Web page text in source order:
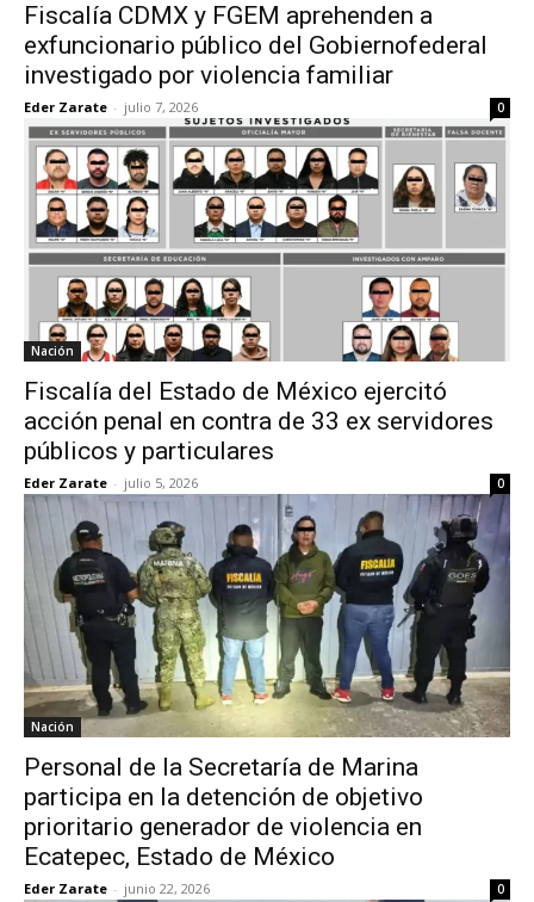
Fiscalía CDMX y FGEM aprehenden a
exfuncionario público del Gobiernofederal
investigado por violencia familiar
Eder Zarate - julio 7, 2026 0
Nación
Fiscalía del Estado de México ejercitó
acción penal en contra de 33 ex servidores
públicos y particulares
Eder Zarate - julio 5, 2026 0
Nación
Personal de la Secretaría de Marina
participa en la detención de objetivo
prioritario generador de violencia en
Ecatepec, Estado de México
Eder Zarate - junio 22, 2026 0